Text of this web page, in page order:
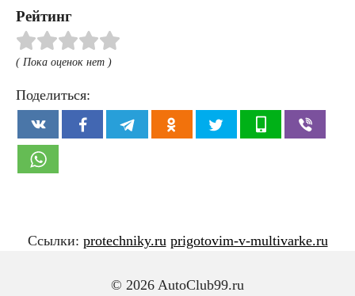
Рейтинг
( Пока оценок нет )
Поделиться:
© 2026 AutoClub99.ru
Ссылки: protechniky.ru prigotovim-v-multivarke.ru